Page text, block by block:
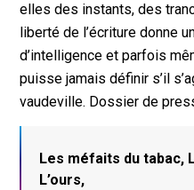
elles des instants, des
liberté de l’écriture donne
d’intelligence et parfois
puisse jamais définir s’il
vaudeville. Dossier de
Les méfaits du tabac,
L’ours,